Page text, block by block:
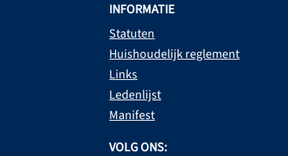
INFORMATIE
Statuten
Huishoudelijk reglement
Links
Ledenlijst
Manifest
VOLG ONS: